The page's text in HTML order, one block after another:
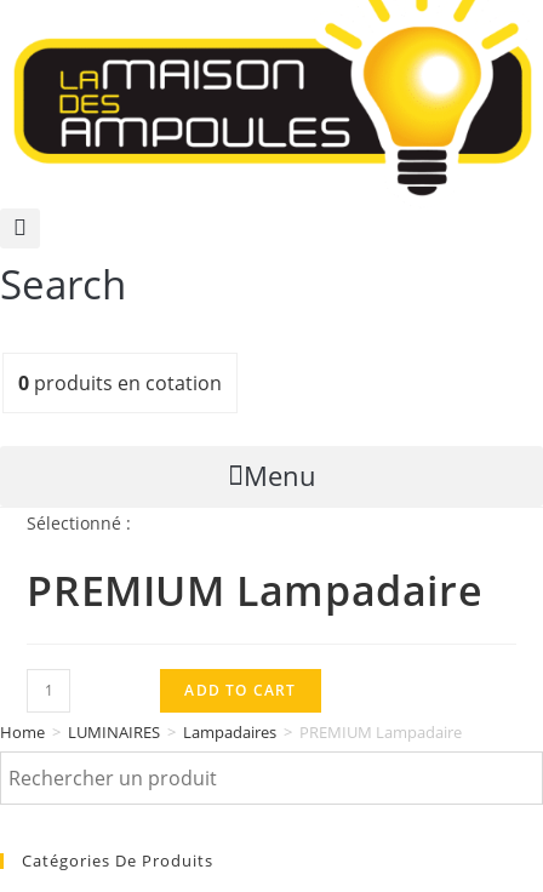
Search
0 produits en cotation
Menu
Sélectionné :
PREMIUM Lampadaire
PREMIUM
Lampadaire
quantity
ADD TO CART
Home > LUMINAIRES > Lampadaires > PREMIUM Lampadaire
Catégories De Produits